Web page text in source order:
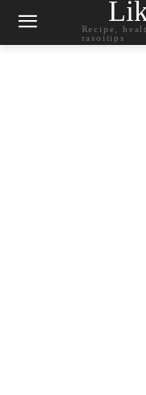
Recipe,
rasoitips